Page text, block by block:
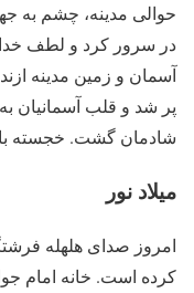
حوالی مدینه، چشم به
در سرور کرد و لطف
آسمان و زمین مدینه
پر شد و قلب آسمانیان
شادمان گشت. خجسته
میلاد نور
امروز صدای هلهله
کرده است. خانه امام